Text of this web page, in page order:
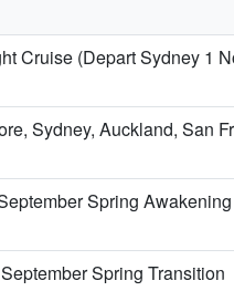
Cruise (Depart Sydney 1
Sydney, Auckland, San
Spring Awakening
Spring Transition